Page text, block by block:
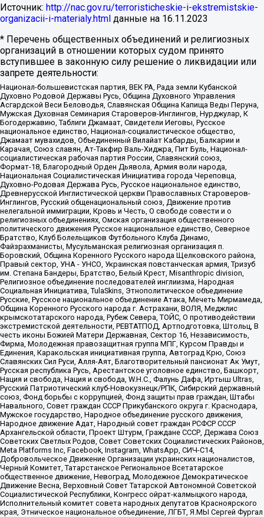
Источник: http://nac.gov.ru/terroristicheskie-i-ekstremistskie-
organizacii-i-materialy.html данные на 16.11.2023
* Перечень общественных объединений и религиозных
организаций в отношении которых судом принято
вступившее в законную силу решение о ликвидации или
запрете деятельности:
Национал-большевистская партия, ВЕК РА, Рада земли Кубанской
Духовно Родовой Державы Русь, Община Духовного Управления
Асгардской Веси Беловодья, Славянская Община Капища Веды Перуна,
Мужская Духовная Семинария Староверов-Инглингов, Нурджулар, К
Богодержавию, Таблиги Джамаат, Свидетели Иеговы, Русское
национальное единство, Национал-социалистическое общество,
Джамаат мувахидов, Объединенный Вилайат Кабарды, Балкарии и
Карачая, Союз славян, Ат-Такфир Валь-Хиджра, Пит Буль, Национал-
социалистическая рабочая партия России, Славянский союз,
Формат-18, Благородный Орден Дьявола, Армия воли народа,
Национальная Социалистическая Инициатива города Череповца,
Духовно-Родовая Держава Русь, Русское национальное единство,
Древнерусской Инглистической церкви Православных Староверов-
Инглингов, Русский общенациональный союз, Движение против
нелегальной иммиграции, Кровь и Честь, О свободе совести и о
религиозных объединениях, Омская организация общественного
политического движения Русское национальное единство, Северное
Братство, Клуб Болельщиков Футбольного Клуба Динамо,
Файзрахманисты, Мусульманская религиозная организация п.
Боровский, Община Коренного Русского народа Щелковского района,
Правый сектор, УНА - УНСО, Украинская повстанческая армия, Тризуб
им. Степана Бандеры, Братство, Белый Крест, Misanthropic division,
Религиозное объединение последователей инглиизма, Народная
Социальная Инициатива, TulaSkins, Этнополитическое объединение
Русские, Русское национальное объединение Атака, Мечеть Мирмамеда,
Община Коренного Русского народа г. Астрахани, ВОЛЯ, Меджлис
крымскотатарского народа, Рубеж Севера, ТОЙС, О противодействии
экстремистской деятельности, РЕВТАТПОД, Артподготовка, Штольц, В
честь иконы Божией Матери Державная, Сектор 16, Независимость,
Фирма, Молодежная правозащитная группа МПГ, Курсом Правды и
Единения, Каракольская инициативная группа, Автоград Крю, Союз
Славянских Сил Руси, Алля-Аят, Благотворительный пансионат Ак Умут,
Русская республика Русь, Арестантское уголовное единство, Башкорт,
Нация и свобода, Нация и свобода, W.H.С., Фалунь Дафа, Иртыш Ultras,
Русский Патриотический клуб-Новокузнецк/РПК, Сибирский державный
союз, Фонд борьбы с коррупцией, Фонд защиты прав граждан, Штабы
Навального, Совет граждан СССР Прикубанского округа г. Краснодара,
Мужское государство, Народное объединение русского движения,
Народное движение Адат, Народный совет граждан РСФСР СССР
Архангельской области, Проект Штурм, Граждане СССР, Держава Союз
Советских Светлых Родов, Совет Советских Социалистических Районов,
Meta Platforms Inc, Facebook, Instagram, WhatsApp, СИЧ-С14,
Добровольческое Движение Организации украинских националистов,
Черный Комитет, Татарстанское Региональное Всетатарское
общественное движение, Невоград, Молодежное Демократическое
Движение Весна, Верховный Совет Татарской Автономной Советской
Социалистической Республики, Конгресс ойрат-калмыцкого народа,
Исполнительный комитет совета народных депутатов Красноярского
края, Этническое национальное объединение, ЛГБТ, Я.МЫ Сергей Фургал